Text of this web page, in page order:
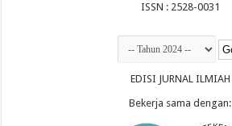
ISSN : 2528-0031
EDISI JURNAL ILMIAH
Bekerja sama dengan: